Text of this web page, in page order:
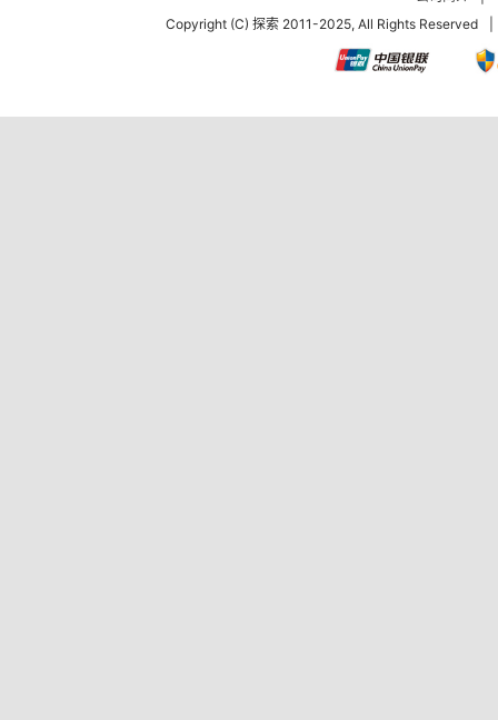
Copyright (C) 探索 2011-2025, All Rights Reserved